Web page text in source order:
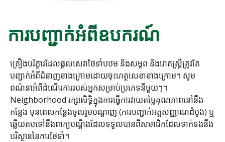
ការបញ្ជាក់អំពីឧបករណ៍
គ្រឿងបរិក្ខារដែលផ្តល់សេវាថែទាំបឋម និងសម្ភព និងរោគស្ត្រីត្រូវតែ
បញ្ជាក់អំពីជំនាញខាងក្រោមដោយចុះហត្ថលេខាខាងក្រោម។ សូម
ពណ៌នាអំពីដំណើរការរបស់អ្នកសម្រាប់ប្រភេទនីមួយៗ។
Neighborhood រក្សាសិទ្ធិក្នុងការធ្វើការវាយតម្លៃគុណភាពនៅនឹង
កន្លែង មុនពេលកន្លែងចូលរួមបណ្តាញ (ការបញ្ជាក់អត្តសញ្ញាណដំបូង) ឬ
ឆ្លើយតបទៅនឹងពាក្យបណ្តឹងដែលទទួលបានពីសមាជិកដែលទាក់ទងនឹង
បរិស្ថាននៃការថែទាំ។